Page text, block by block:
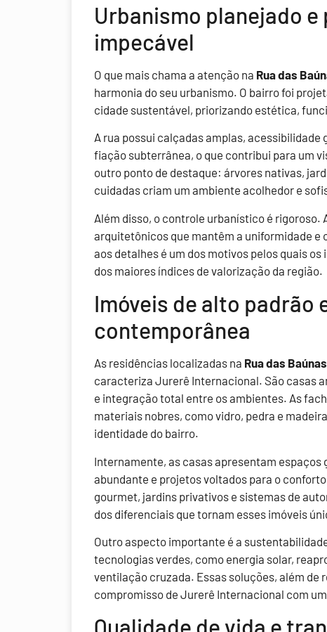
Urbanismo planejado e
impecável
O que mais chama a atenção na Rua das
harmonia do seu urbanismo. O bairro foi
cidade sustentável, priorizando estética,
A rua possui calçadas amplas,
fiação subterrânea, o que contribui para um
outro ponto de destaque: árvores nativas,
cuidadas criam um ambiente acolhedor e
Além disso, o controle urbanístico é rigoroso.
arquitetônicos que mantêm a uniformidade e
aos detalhes é um dos motivos pelos quais
dos maiores índices de valorização da região.
Imóveis de alto padrão
contemporânea
As residências localizadas na Rua das Baúnas
caracteriza Jurerê Internacional. São casas
e integração total entre os ambientes. As
materiais nobres, como vidro, pedra e
identidade do bairro.
Internamente, as casas apresentam
abundante e projetos voltados para o
gourmet, jardins privativos e sistemas de
dos diferenciais que tornam esses imóveis
Outro aspecto importante é a
tecnologias verdes, como energia solar,
ventilação cruzada. Essas soluções, além de
compromisso de Jurerê Internacional com
Qualidade de vida e